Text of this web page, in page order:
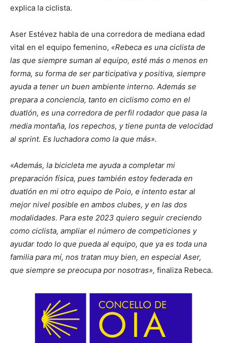
explica la ciclista.
Aser Estévez habla de una corredora de mediana edad
vital en el equipo femenino, «Rebeca es una ciclista de
las que siempre suman al equipo, esté más o menos en
forma, su forma de ser participativa y positiva, siempre
ayuda a tener un buen ambiente interno. Además se
prepara a conciencia, tanto en ciclismo como en el
duatlón, es una corredora de perfil rodador que pasa la
media montaña, los repechos, y tiene punta de velocidad
al sprint. Es luchadora como la que más».
«Además, la bicicleta me ayuda a completar mi
preparación física, pues también estoy federada en
duatlón en mi otro equipo de Poio, e intento estar al
mejor nivel posible en ambos clubes, y en las dos
modalidades. Para este 2023 quiero seguir creciendo
como ciclista, ampliar el número de competiciones y
ayudar todo lo que pueda al equipo, que ya es toda una
familia para mí, nos tratan muy bien, en especial Aser,
que siempre se preocupa por nosotras», finaliza Rebeca.